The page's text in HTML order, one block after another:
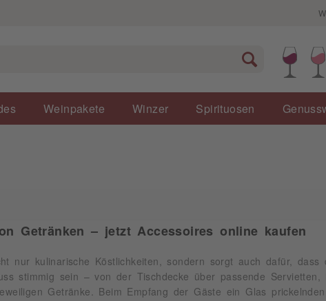
Weinpakete Winzer Spirituosen
Getränken – jetzt Accessoires online kaufen
nur kulinarische Köstlichkeiten, sondern sorgt auch dafür, dass
stimmig sein – von der Tischdecke über passende
Getränke. Beim Empfang der Gäste ein Glas